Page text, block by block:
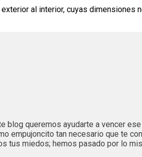
al interior, cuyas dimensiones
queremos ayudarte a vencer
empujoncito tan necesario que te
tus miedos; hemos pasado por lo